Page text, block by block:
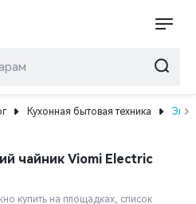
Кухонная бытовая техника
чайник Viomi Electric
купить на площадках, список